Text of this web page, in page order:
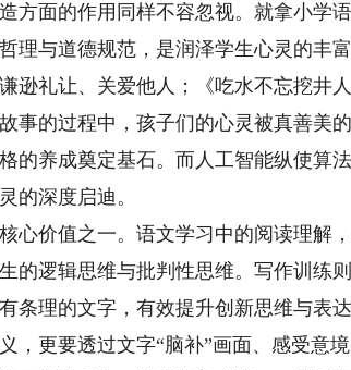
面的作用同样不容忽视。就拿小学
理与道德规范，是润泽学生心灵的丰富
逊礼让、关爱他人；《吃水不忘挖井
事的过程中，孩子们的心灵被真善美
的养成奠定基石。而人工智能纵使算
的深度启迪。
价值之一。语文学习中的阅读理解
的逻辑思维与批判性思维。写作训练
条理的文字，有效提升创新思维与表
，更要透过文字“脑补”画面、感受意